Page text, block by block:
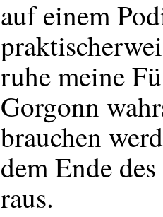
auf einem
ruhe meine
Gorgonn
brauchen
dem Ende
raus.